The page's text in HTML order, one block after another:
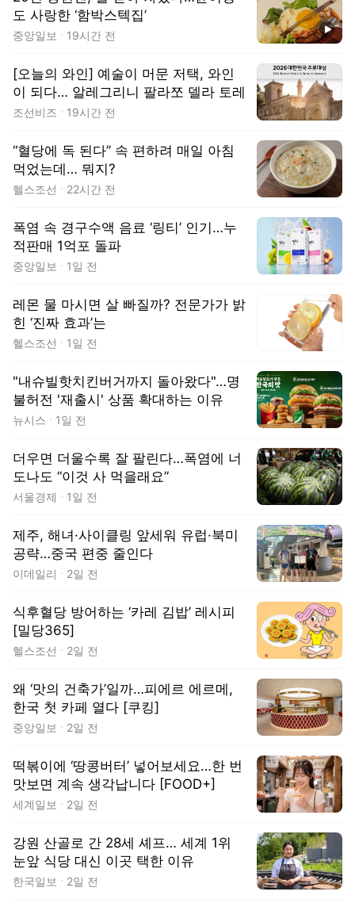
도 사랑한 ‘함박스텍집’
중앙일보 19시간 전
[오늘의 와인] 예술이 머문 저택, 와인
이 되다… 알레그리니 팔라쪼 델라 토레
조선비즈 19시간 전
“혈당에 독 된다” 속 편하려 매일 아침
먹었는데… 뭐지?
헬스조선 22시간 전
폭염 속 경구수액 음료 ‘링티’ 인기…누
적판매 1억포 돌파
중앙일보 1일 전
레몬 물 마시면 살 빠질까? 전문가가 밝
힌 ‘진짜 효과’는
헬스조선 1일 전
"내슈빌핫치킨버거까지 돌아왔다"…명
불허전 '재출시' 상품 확대하는 이유
뉴시스 1일 전
더우면 더울수록 잘 팔린다…폭염에 너
도나도 “이것 사 먹을래요”
서울경제 1일 전
제주, 해녀·사이클링 앞세워 유럽·북미
공략…중국 편중 줄인다
이데일리 2일 전
식후혈당 방어하는 ‘카레 김밥’ 레시피
[밀당365]
헬스조선 2일 전
왜 ‘맛의 건축가’일까…피에르 에르메,
한국 첫 카페 열다 [쿠킹]
중앙일보 2일 전
떡볶이에 ‘땅콩버터’ 넣어보세요…한 번
맛보면 계속 생각납니다 [FOOD+]
세계일보 2일 전
강원 산골로 간 28세 셰프… 세계 1위
눈앞 식당 대신 이곳 택한 이유
한국일보 2일 전